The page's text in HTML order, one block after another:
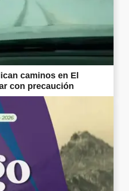
caminos en El
con precaución